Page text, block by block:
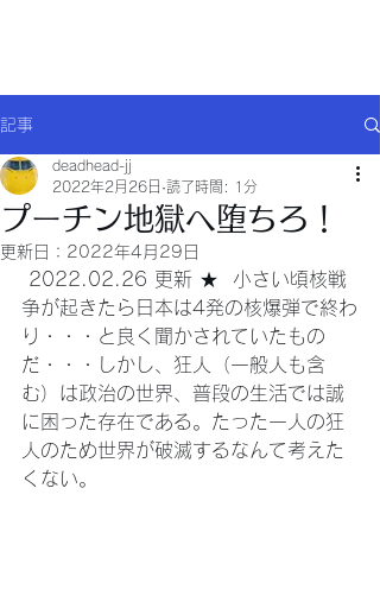
記事
プーチン地獄へ堕ちろ！
deadhead-jj
2022年2月26日 読了時間: 1分
更新日： 2022年4月29日
争が起きたら日本は4発の核爆弾で終わ
り・・・と良く聞かされていたもの
だ・・・しかし、狂人（一般人も含
む）は政治の世界、普段の生活では誠
に困った存在である。たった一人の狂
人のため世界が破滅するなんて考えた
くない。